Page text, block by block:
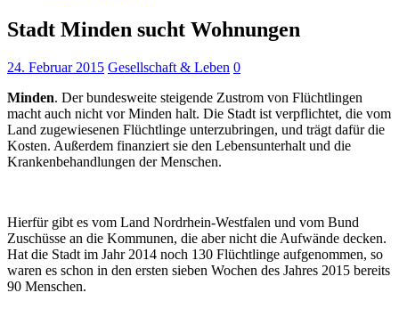
Stadt Minden sucht Wohnungen
24. Februar 2015 Gesellschaft & Leben 0
Minden. Der bundesweite steigende Zustrom von Flüchtlingen
macht auch nicht vor Minden halt. Die Stadt ist verpflichtet, die vom
Land zugewiesenen Flüchtlinge unterzubringen, und trägt dafür die
Kosten. Außerdem finanziert sie den Lebensunterhalt und die
Krankenbehandlungen der Menschen.
Hierfür gibt es vom Land Nordrhein-Westfalen und vom Bund
Zuschüsse an die Kommunen, die aber nicht die Aufwände decken.
Hat die Stadt im Jahr 2014 noch 130 Flüchtlinge aufgenommen, so
waren es schon in den ersten sieben Wochen des Jahres 2015 bereits
90 Menschen.